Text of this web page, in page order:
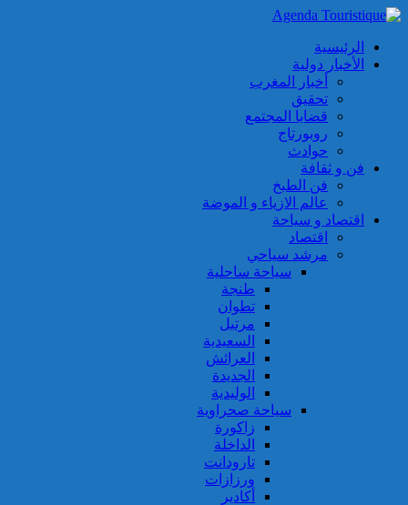
الرئيسية
الأخبار دولية
أخبار المغرب
تحقيق
قضايا المجتمع
روبورتاج
حوادث
فن و ثقافة
فن الطبخ
عالم الازياء و الموضة
اقتصاد و سياحة
اقتصاد
مرشد سياحي
سياحة ساحلية
طنجة
تطوان
مرتيل
السعيدية
العرائش
الجديدة
الوليدية
سياحة صحراوية
زاكورة
الداخلة
تارودانت
ورزازات
أكادير